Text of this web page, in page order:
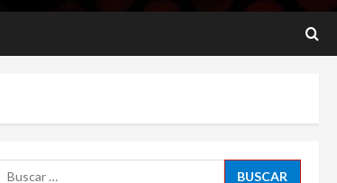
Buscar:
con la evolución del cerebro
agosto 7, 2026
de periodistas y ciertos